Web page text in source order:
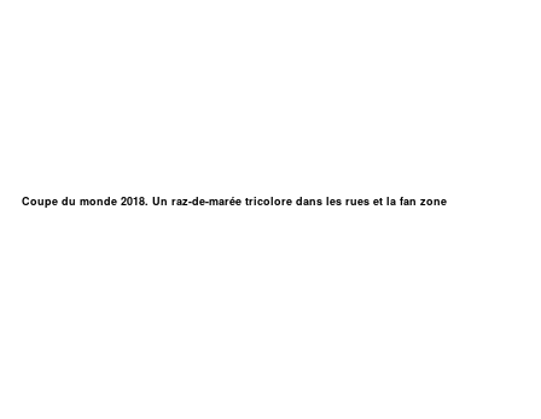
Coupe du monde 2018. Un raz-de-marée tricolore dans les rues et la fan zone